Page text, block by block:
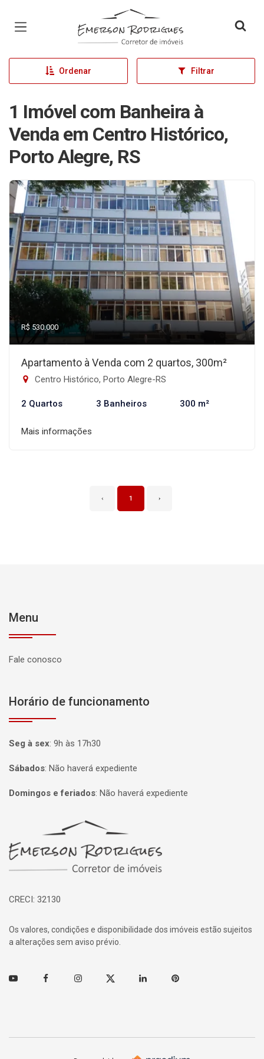
Página inicial
Ordenar Filtrar
1 Imóvel com Banheira à
Venda em Centro Histórico,
Porto Alegre, RS
R$ 530.000
Apartamento à Venda com 2 quartos, 300m²
Centro Histórico, Porto Alegre-RS
2 Quartos 3 Banheiros 300 m²
Mais informações
‹ 1 ›
Menu
Fale conosco
Horário de funcionamento
Seg à sex: 9h às 17h30
Sábados: Não haverá expediente
Domingos e feriados: Não haverá expediente
Página inicial
CRECI: 32130
Os valores, condições e disponibilidade dos imóveis estão sujeitos
a alterações sem aviso prévio.
Youtube FacebookInstagramTwitter Linkedin Pinterest